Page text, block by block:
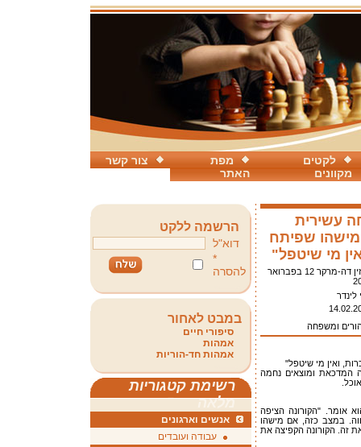
צור קשר
מפת
האתר
לקטים
מקוונים
עשירית
שפיתח
מי שיטפל"
מגזין דה-מרקר 12 בפברואר
לינדר
ומשפחה
ואין מי שיטפל"
המדכאת ומוצאים נחמה
בפניות אלינו", הוא אומר. "הקורונה הציפה
במצב כזה, אם מישהו
זה. הקורונה הקפיצה את
הרשמה ללקט
דוא"ל
*
להסרה
במבט לאחור
סיפורי חיים
אמהות
אמהות חד-הוריות
רשימת קטגוריות
מלאה
אנשים וארגונים
עבודה ועובדים